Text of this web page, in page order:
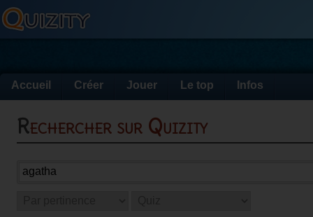
Accueil Créer Jouer Le top Infos
Rechercher sur Quizity